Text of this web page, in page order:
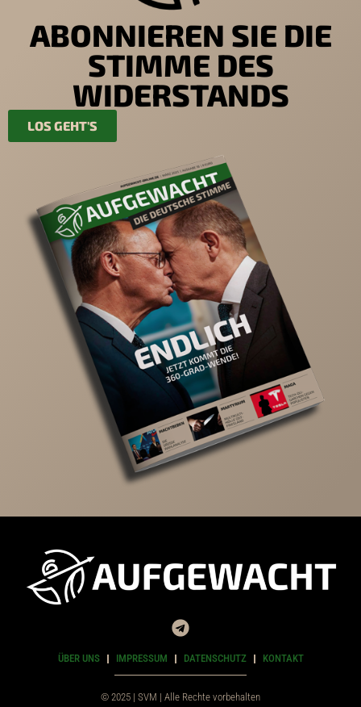
ABONNIEREN SIE DIE
STIMME DES
WIDERSTANDS
LOS GEHT'S
ÜBER UNS IMPRESSUM DATENSCHUTZ KONTAKT
© 2025 | SVM | Alle Rechte vorbehalten